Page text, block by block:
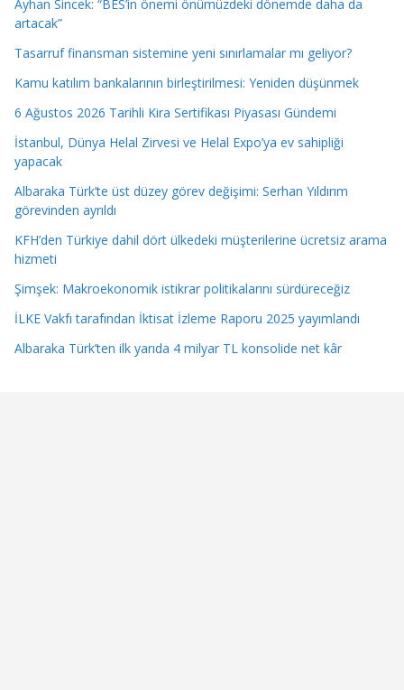
Ayhan Sincek: “BES’in önemi önümüzdeki dönemde daha da
artacak”
Tasarruf finansman sistemine yeni sınırlamalar mı geliyor?
Kamu katılım bankalarının birleştirilmesi: Yeniden düşünmek
6 Ağustos 2026 Tarihli Kira Sertifikası Piyasası Gündemi
İstanbul, Dünya Helal Zirvesi ve Helal Expo’ya ev sahipliği
yapacak
Albaraka Türk’te üst düzey görev değişimi: Serhan Yıldırım
görevinden ayrıldı
KFH’den Türkiye dahil dört ülkedeki müşterilerine ücretsiz arama
hizmeti
Şimşek: Makroekonomik istikrar politikalarını sürdüreceğiz
İLKE Vakfı tarafından İktisat İzleme Raporu 2025 yayımlandı
Albaraka Türk’ten ilk yarıda 4 milyar TL konsolide net kâr